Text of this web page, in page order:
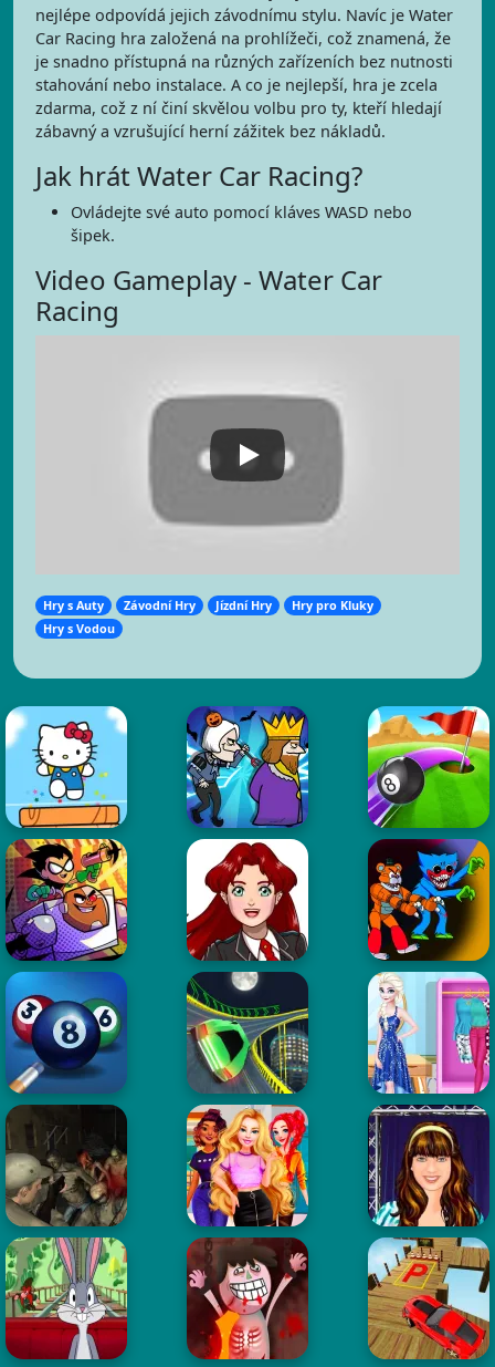
nejlépe odpovídá jejich závodnímu stylu. Navíc je Water
Car Racing hra založená na prohlížeči, což znamená, že
je snadno přístupná na různých zařízeních bez nutnosti
stahování nebo instalace. A co je nejlepší, hra je zcela
zdarma, což z ní činí skvělou volbu pro ty, kteří hledají
zábavný a vzrušující herní zážitek bez nákladů.
Jak hrát Water Car Racing?
Ovládejte své auto pomocí kláves WASD nebo
šipek.
Video Gameplay - Water Car
Racing
Hry s Auty Závodní Hry Jízdní Hry
Hry pro Kluky
Hry s Vodou